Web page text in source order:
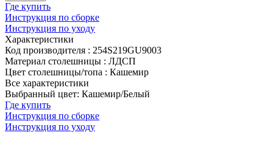
Где купить
Инструкция по сборке
Инструкция по уходу
Характеристики
Код производителя : 254S219GU9003
Материал столешницы : ЛДСП
Цвет столешницы/топа : Кашемир
Все характеристики
Выбранный цвет: Кашемир/Белый
Где купить
Инструкция по сборке
Инструкция по уходу